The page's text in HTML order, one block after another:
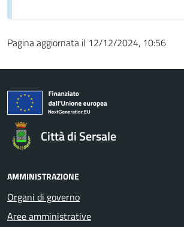
Pagina aggiornata il 12/12/2024, 10:56
Città di Sersale
AMMINISTRAZIONE
Organi di governo
Aree amministrative